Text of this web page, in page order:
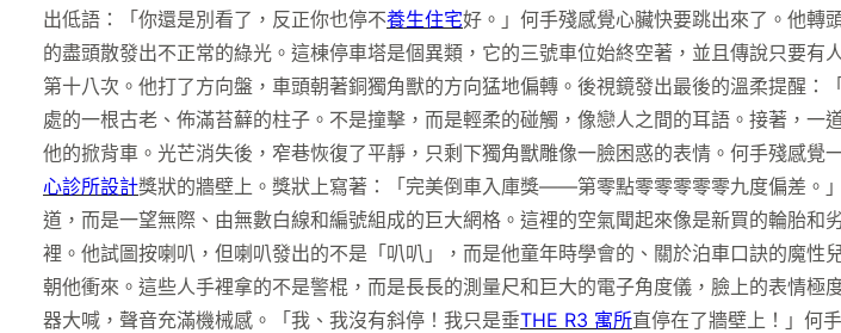
出低語：「你還是別看了，反正你也停不養生住宅好。」何手殘感覺心臟快要跳出來了。他轉
的盡頭散發出不正常的綠光。這棟停車塔是個異類，它的三號車位始終空著，並且傳說只要
第十八次。他打了方向盤，車頭朝著銅獨角獸的方向猛地偏轉。後視鏡發出最後的溫柔提醒
處的一根古老、佈滿苔蘚的柱子。不是撞擊，而是輕柔的碰觸，像戀人之間的耳語。接著，
他的掀背車。光芒消失後，窄巷恢復了平靜，只剩下獨角獸雕像一臉困惑的表情。何手殘感覺
心診所設計獎狀的牆壁上。獎狀上寫著：「完美倒車入庫獎——第零點零零零零零九度偏差。
道，而是一望無際、由無數白線和編號組成的巨大網格。這裡的空氣聞起來像是新買的輪胎
裡。他試圖按喇叭，但喇叭發出的不是「叭叭」，而是他童年時學會的、關於泊車口訣的魔
朝他衝來。這些人手裡拿的不是警棍，而是長長的測量尺和巨大的電子角度儀，臉上的表情
器大喊，聲音充滿機械感。「我、我沒有斜停！我只是垂THE R3 寓所直停在了牆壁上！」何